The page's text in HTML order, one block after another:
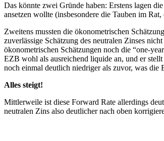
Das könnte zwei Gründe haben: Erstens lagen
ansetzen wollte (insbesondere die Tauben im
Zweitens mussten die ökonometrischen
zuverlässige Schätzung des neutralen Zinses
ökonometrischen Schätzungen noch die “one-
EZB wohl als ausreichend liquide an, und er
noch einmal deutlich niedriger als zuvor, was die
Alles steigt!
Mittlerweile ist diese Forward Rate allerdings
neutralen Zins also deutlicher nach oben